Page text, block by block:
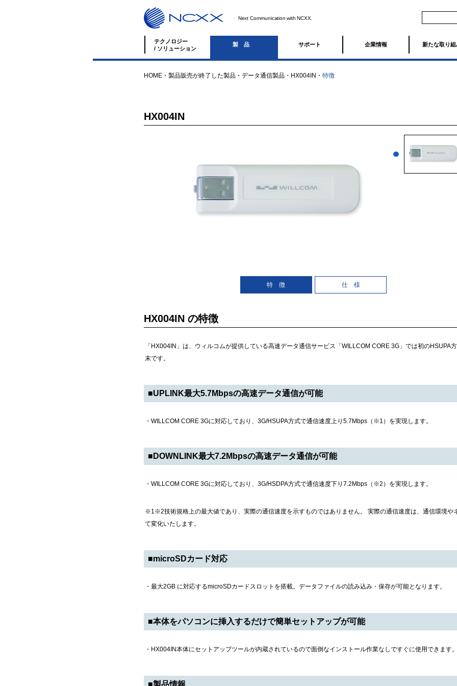
Next Communication with NCXX.
テクノロジー
/ ソリューション
製品 サポート 企業情報 新たな取り組
HOME ・ 製品販売が終了した製品 ・ データ通信製品 ・ HX004IN ・ 特徴
HX004IN
特 徴 仕 様
HX004IN の特徴
「HX004IN」は、ウィルコムが提供している高速データ通信サービス「WILLCOM CORE 3G」では初のHSUPA
末です。
■UPLINK最大5.7Mbpsの高速データ通信が可能
・WILLCOM CORE 3Gに対応しており、3G/HSUPA方式で通信速度上り5.7Mbps（※1）を実現します。
■DOWNLINK最大7.2Mbpsの高速データ通信が可能
・WILLCOM CORE 3Gに対応しており、3G/HSDPA方式で通信速度下り7.2Mbps（※2）を実現します。
※1※2技術規格上の最大値であり、実際の通信速度を示すものではありません。 実際の通信速度は、通信環境や
て変化いたします。
■microSDカード対応
・最大2GB に対応するmicroSDカードスロットを搭載。データファイルの読み込み・保存が可能となります。
■本体をパソコンに挿入するだけで簡単セットアップが可能
・HX004IN本体にセットアップツールが内蔵されているので面倒なインストール作業なしですぐに使用できます。
■製品情報